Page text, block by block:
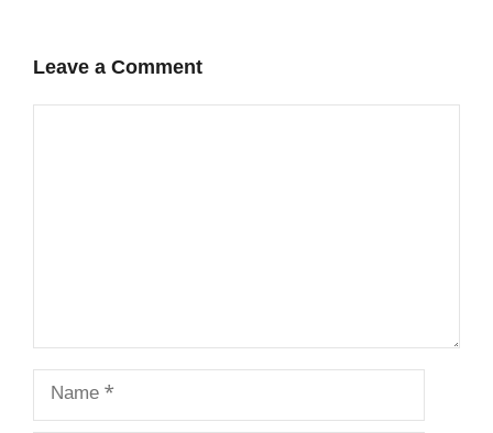
Leave a Comment
Name